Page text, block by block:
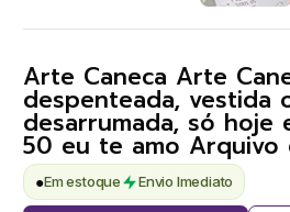
Arte Caneca Arte
despenteada, vestida
desarrumada, só hoje
50 eu te amo Arquivo
●Em estoque Envio Imediato